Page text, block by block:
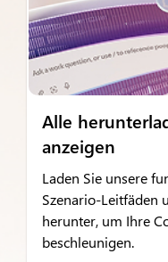
Alle
anzeigen
Laden Sie unsere
Szenario-Leitfäden
herunter, um Ihre
beschleunigen.